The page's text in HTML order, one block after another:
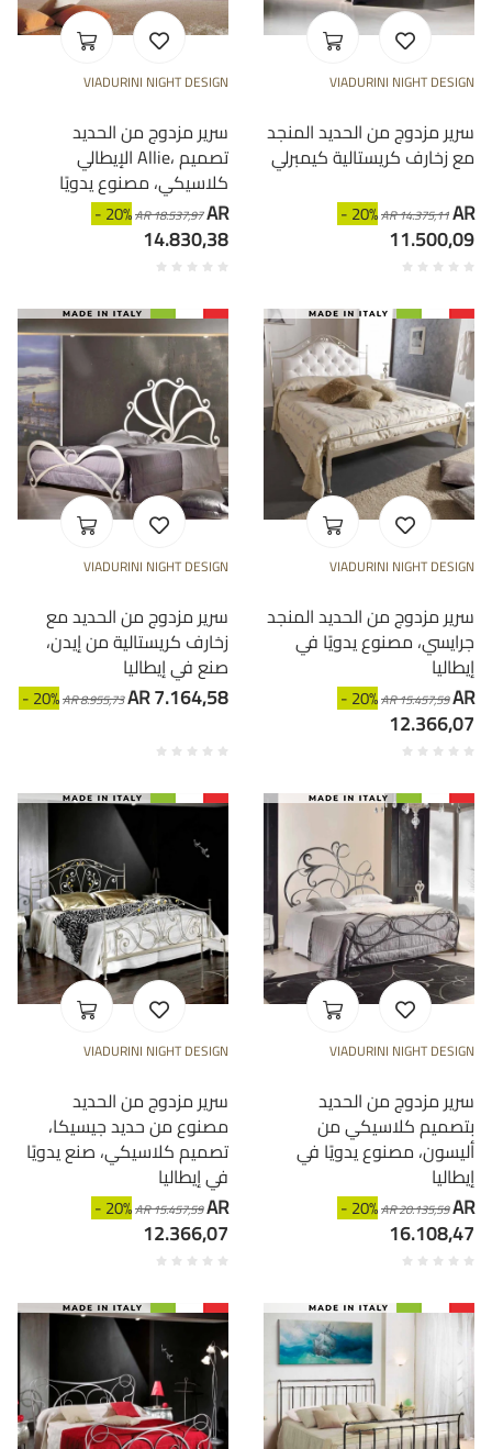
VIADURINI NIGHT DESIGN
سرير مزدوج من الحديد
الإيطالي Allie، تصميم
كلاسيكي، مصنوع يدويًا
- 20%AR 18.537,97AR
14.830,38
VIADURINI NIGHT DESIGN
سرير مزدوج من الحديد المنجد
مع زخارف كريستالية كيمبرلي
- 20%AR 14.375,11AR
11.500,09
VIADURINI NIGHT DESIGN
سرير مزدوج من الحديد مع
زخارف كريستالية من إيدن،
صنع في إيطاليا
- 20%AR 8.955,73AR 7.164,58
VIADURINI NIGHT DESIGN
سرير مزدوج من الحديد المنجد
جرايسي، مصنوع يدويًا في
إيطاليا
- 20%AR 15.457,59AR
12.366,07
VIADURINI NIGHT DESIGN
سرير مزدوج من الحديد
مصنوع من حديد جيسيكا،
تصميم كلاسيكي، صنع يدويًا
في إيطاليا
- 20%AR 15.457,59AR
12.366,07
VIADURINI NIGHT DESIGN
سرير مزدوج من الحديد
بتصميم كلاسيكي من
أليسون، مصنوع يدويًا في
إيطاليا
- 20%AR 20.135,59AR
16.108,47